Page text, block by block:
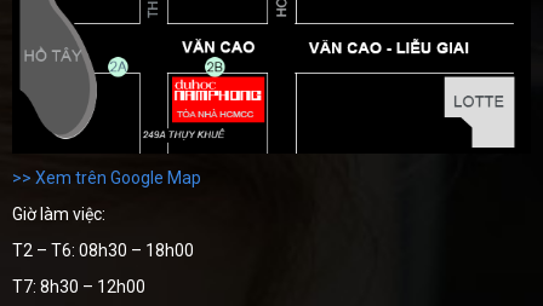
>> Xem trên Google Map
Giờ làm việc:
T2 – T6: 08h30 – 18h00
T7: 8h30 – 12h00